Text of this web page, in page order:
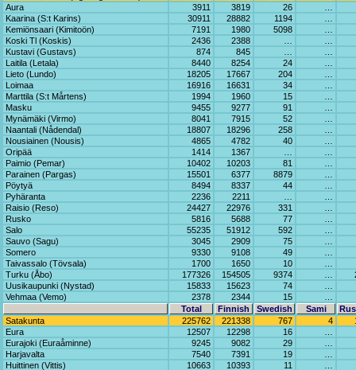
Aura
3911 3819 26
Kaarina (S:t Karins)
30911 28882 1194
Kemiönsaari (Kimitoön)
7191 1980 5098
Koski Tl (Koskis)
2436 2388
Kustavi (Gustavs)
874 845
Laitila (Letala)
8440 8254 24
Lieto (Lundo)
18205 17667 204
Loimaa
16916 16631 34
Marttila (S:t Mårtens)
1994 1960 15
Masku
9455 9277 91
Mynämäki (Virmo)
8041 7915 52
Naantali (Nådendal)
18807 18296 258
Nousiainen (Nousis)
4865 4782 40
Oripää
1414 1367
Paimio (Pemar)
10402 10203 81
Parainen (Pargas)
15501 6377 8879
Pöytyä
8494 8337 44
Pyhäranta
2236 2211
Raisio (Reso)
24427 22976 331
Rusko
5816 5688 77
Salo
55235 51912 592
Sauvo (Sagu)
3045 2909 75
Somero
9330 9108 49
Taivassalo (Tövsala)
1700 1650 10
Turku (Åbo)
177326 154505 9374
Uusikaupunki (Nystad)
15833 15623 74
Vehmaa (Vemo)
2378 2344 15
Total
Finnish Swedish Sami
Satakunta
225762 221338 767 4
Eura
12507 12298 16
Eurajoki (Euraåminne)
9245 9082 29
Harjavalta
7540 7391 19
Huittinen (Vittis)
10663 10393 11